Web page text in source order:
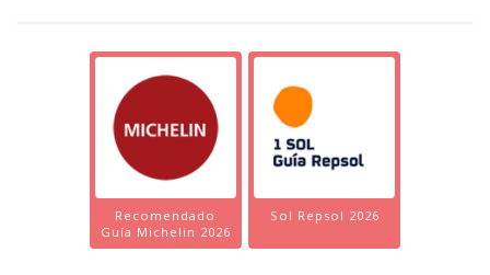
Recomendado
Guía Michelin 2026
Sol Repsol 2026